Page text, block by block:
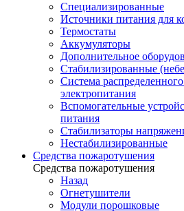
Специализированные
Источники питания для
Термостаты
Аккумуляторы
Дополнительное
Стабилизированные
Система
электропитания
Вспомогательные
питания
Стабилизаторы
Нестабилизированные
Средства пожаротушения
Средства пожаротушения
Назад
Огнетушители
Модули порошковые